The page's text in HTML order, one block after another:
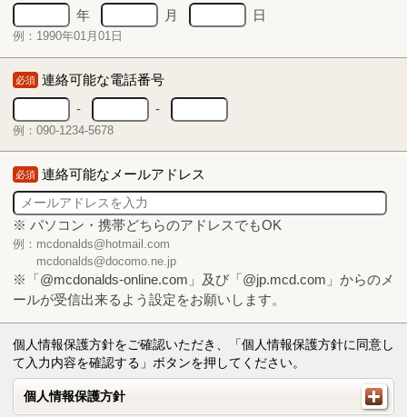
年
月 日
例：1990年01月01日
必須 連絡可能な電話番号
-
-
例：090-1234-5678
必須 連絡可能なメールアドレス
※ パソコン・携帯どちらのアドレスでもOK
例：mcdonalds@hotmail.com
mcdonalds@docomo.ne.jp
※「@mcdonalds-online.com」及び「@jp.mcd.com」からのメ
ールが受信出来るよう設定をお願いします。
個人情報保護方針をご確認いただき、「個人情報保護方針に同意し
て入力内容を確認する」ボタンを押してください。
個人情報保護方針